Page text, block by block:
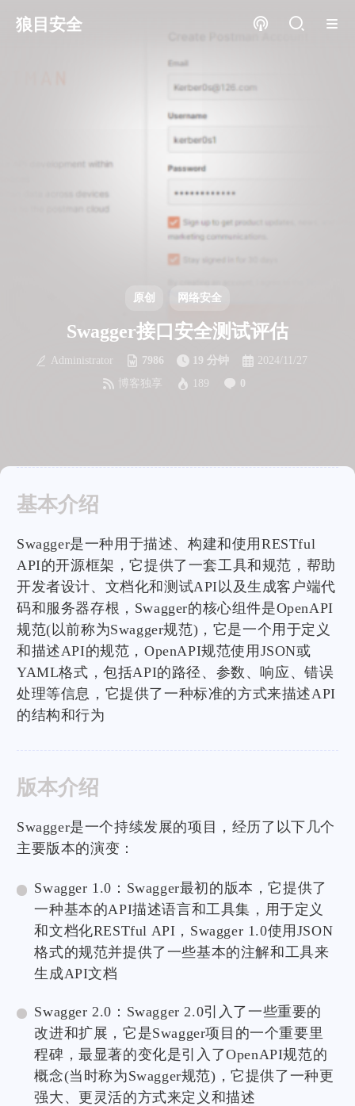
狼目安全
原创 网络安全
Swagger接口安全测试评估
Administrator 7986 19 分钟
2024/11/27
博客独享
189 0
基本介绍
Swagger是一种用于描述、构建和使用RESTful
API的开源框架，它提供了一套工具和规范，帮助
开发者设计、文档化和测试API以及生成客户端代
码和服务器存根，Swagger的核心组件是OpenAPI
规范(以前称为Swagger规范)，它是一个用于定义
和描述API的规范，OpenAPI规范使用JSON或
YAML格式，包括API的路径、参数、响应、错误
处理等信息，它提供了一种标准的方式来描述API
的结构和行为
版本介绍
Swagger是一个持续发展的项目，经历了以下几个
主要版本的演变：
Swagger 1.0：Swagger最初的版本，它提供了
一种基本的API描述语言和工具集，用于定义
和文档化RESTful API，Swagger 1.0使用JSON
格式的规范并提供了一些基本的注解和工具来
生成API文档
Swagger 2.0：Swagger 2.0引入了一些重要的
改进和扩展，它是Swagger项目的一个重要里
程碑，最显著的变化是引入了OpenAPI规范的
概念(当时称为Swagger规范)，它提供了一种更
强大、更灵活的方式来定义和描述